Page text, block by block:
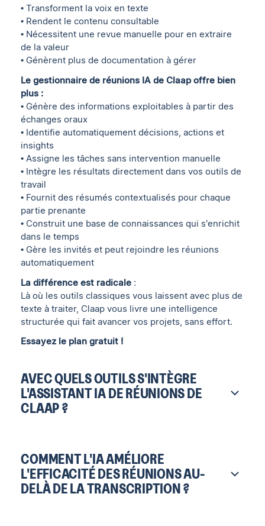
• Transforment la voix en texte
• Rendent le contenu consultable
• Nécessitent une revue manuelle pour en extraire
de la valeur
• Génèrent plus de documentation à gérer
Le gestionnaire de réunions IA de Claap offre bien
plus :
• Génère des informations exploitables à partir des
échanges oraux
• Identifie automatiquement décisions, actions et
insights
• Assigne les tâches sans intervention manuelle
• Intègre les résultats directement dans vos outils de
travail
• Fournit des résumés contextualisés pour chaque
partie prenante
• Construit une base de connaissances qui s’enrichit
dans le temps
• Gère les invités et peut rejoindre les réunions
automatiquement
La différence est radicale :
Là où les outils classiques vous laissent avec plus de
texte à traiter, Claap vous livre une intelligence
structurée qui fait avancer vos projets, sans effort.
Essayez le plan gratuit !
AVEC QUELS OUTILS S'INTÈGRE
L'ASSISTANT IA DE RÉUNIONS DE
CLAAP ?
COMMENT L'IA AMÉLIORE
L'EFFICACITÉ DES RÉUNIONS AU-
DELÀ DE LA TRANSCRIPTION ?